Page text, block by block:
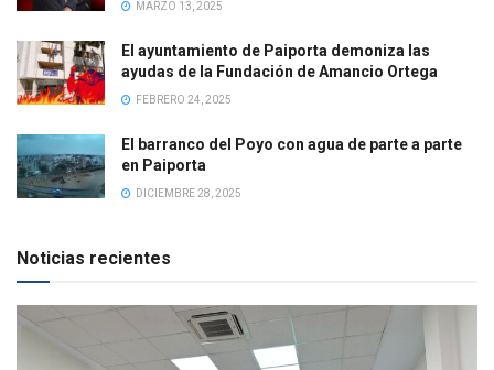
MARZO 13, 2025
El ayuntamiento de Paiporta demoniza las
ayudas de la Fundación de Amancio Ortega
FEBRERO 24, 2025
El barranco del Poyo con agua de parte a parte
en Paiporta
DICIEMBRE 28, 2025
Noticias recientes